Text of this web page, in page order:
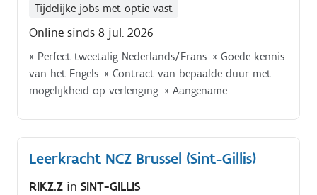
Tijdelijke jobs met optie vast
Online sinds 8 jul. 2026
* Perfect tweetalig Nederlands/Frans. * Goede kennis
van het Engels. * Contract van bepaalde duur met
mogelijkheid op verlenging. * Aangename
Leerkracht NCZ Brussel (Sint-Gillis)
RIKZ.Z in SINT-GILLIS